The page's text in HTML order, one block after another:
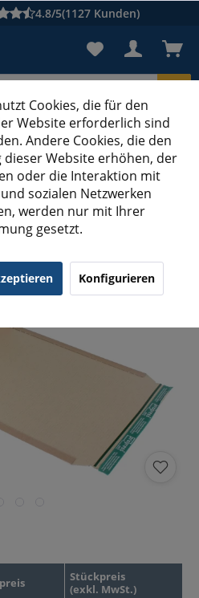
4.8/5(1127 Kunden)
Karton suchen
nach Maß
B4
Stückpreis
(exkl. MwSt.)
Cookies, die für den
Website erforderlich sind
Andere Cookies, die den
Website erhöhen, der
oder die Interaktion mit
sozialen Netzwerken
werden nur mit Ihrer
gesetzt.
Konfigurieren